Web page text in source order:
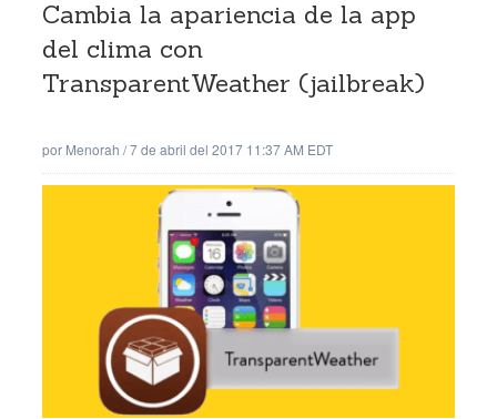
Cambia la apariencia de la app
del clima con
TransparentWeather (jailbreak)
por Menorah /7 de abril del 2017 11:37 AM EDT